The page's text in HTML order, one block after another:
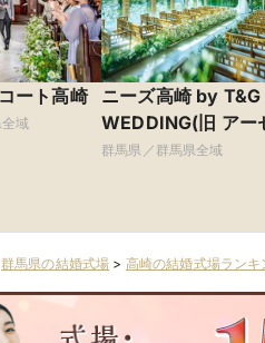
ート高崎
域
ニーズ高崎 by T&G
WEDDING(旧 アー
ティア迎賓館 高崎)
群馬県／群馬県全域
群馬県の結婚式場 > 高崎の結婚式場ランキ